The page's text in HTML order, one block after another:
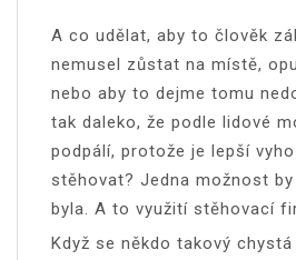
A co udělat, aby to člověk
nemusel zůstat na místě,
nebo aby to dejme tomu
tak daleko, že podle lidové
podpálí, protože je lepší
stěhovat? Jedna možnost
byla. A to využití stěhovací
Když se někdo takový chystá